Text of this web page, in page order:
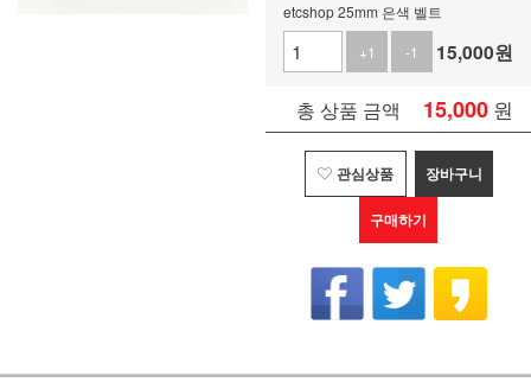
etcshop 25mm 은색 벨트
+1
-1 15,000원
총 상품 금액 15,000 원
관심상품 장바구니
구매하기